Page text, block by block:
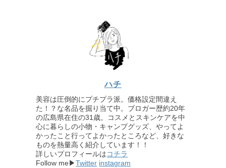
ハチ
美容は圧倒的にプチプラ派。価格設定間違え
た！？な名品を掘り当て中。ブロガー歴約20年
の広島県在住の31歳。コスメとスキンケアを中
心に暮らしの小物・キャンプグッズ、やってよ
かったこと行ってよかったところなど、好きな
ものを熱量高く紹介しています！！
詳しいプロフィールはコチラ
Follow me▶Twitter instagram